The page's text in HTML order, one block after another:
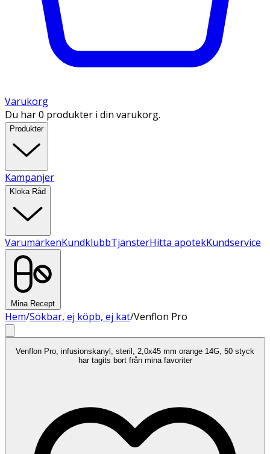
Varukorg
Du har 0 produkter i din varukorg.
Produkter
Kampanjer
Kloka Råd
VarumärkenKundklubbTjänsterHitta apotekKundservice
Mina Recept
Hem/Sökbar, ej köpb, ej kat/Venflon Pro
Venflon Pro, infusionskanyl, steril, 2,0x45 mm orange 14G, 50 styck
har tagits bort från mina favoriter